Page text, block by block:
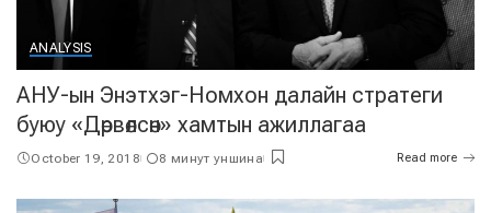
ANALYSIS
АНУ-ын Энэтхэг-Номхон далайн стратеги
буюу «Дөрвөлсөн» хамтын ажиллагаа
October 19, 2018 8 минут уншина Read more